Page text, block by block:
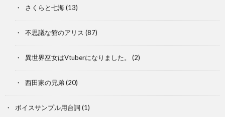
さくらと七海(13)
不思議な館のアリス (87)
異世界巫女はVtuberになりました。 (2)
西田家の兄弟(20)
ボイスサンプル用台詞 (1)